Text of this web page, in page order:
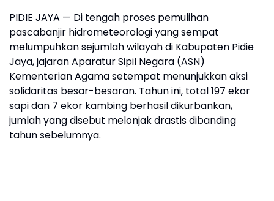
PIDIE JAYA — Di tengah proses pemulihan
pascabanjir hidrometeorologi yang sempat
melumpuhkan sejumlah wilayah di Kabupaten Pidie
Jaya, jajaran Aparatur Sipil Negara (ASN)
Kementerian Agama setempat menunjukkan aksi
solidaritas besar-besaran. Tahun ini, total 197 ekor
sapi dan 7 ekor kambing berhasil dikurbankan,
jumlah yang disebut melonjak drastis dibanding
tahun sebelumnya.